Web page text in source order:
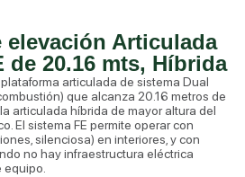
elevación Articulada
de 20.16 mts, Híbrida
articulada de sistema Dual
que alcanza 20.16 metros de
articulada híbrida de mayor altura del
El sistema FE permite operar con
silenciosa) en interiores, y con
no hay infraestructura eléctrica
equipo.